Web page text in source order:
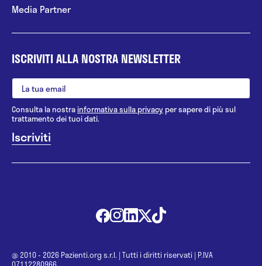
Media Partner
ISCRIVITI ALLA NOSTRA NEWSLETTER
Consulta la nostrainformativa sulla privacy per sapere di più sul
trattamento dei tuoi dati.
@ 2010 - 2026 Pazienti.org s.r.l. | Tutti i diritti riservati | P.IVA